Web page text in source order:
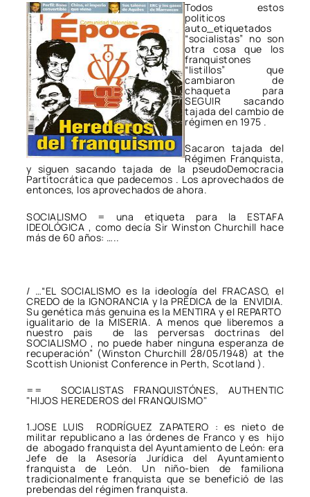
Todos estos
politicos
auto_etiquetados
“socialistas” no son
otra cosa que los
franquistones
“listillos” que
cambiaron de
chaqueta para
SEGUIR sacando
tajada del cambio de
régimen en 1975 .
Sacaron tajada del
Régimen Franquista,
y siguen sacando tajada de la pseudoDemocracia
Partitocrática que padecemos . Los aprovechados de
entonces, los aprovechados de ahora.
SOCIALISMO = una etiqueta para la ESTAFA
IDEOLÓGICA , como decía Sir Winston Churchill hace
más de 60 años: …..
/ …“EL SOCIALISMO es la ideología del FRACASO, el
CREDO de la IGNORANCIA y la PREDICA de la ENVIDIA.
Su genética más genuina es la MENTIRA y el REPARTO
igualitario de la MISERIA. A menos que liberemos a
nuestro pais de las perversas doctrinas del
SOCIALISMO , no puede haber ninguna esperanza de
recuperación” (Winston Churchill 28/05/1948) at the
Scottish Unionist Conference in Perth, Scotland ).
== SOCIALISTAS FRANQUISTÓNES, AUTHENTIC
"HIJOS HEREDEROS del FRANQUISMO"
1.JOSE LUIS RODRÍGUEZ ZAPATERO : es nieto de
militar republicano a las órdenes de Franco y es hijo
de abogado franquista del Ayuntamiento de León: era
Jefe de la Asesoría Jurídica del Ayuntamiento
franquista de León. Un niño-bien de familiona
tradicionalmente franquista que se benefició de las
prebendas del régimen franquista.